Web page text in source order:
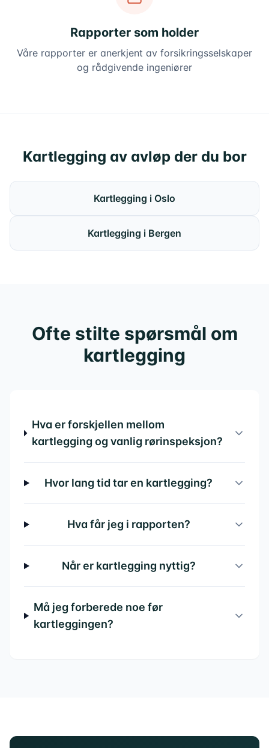
Rapporter som holder
Våre rapporter er anerkjent av forsikringsselskaper
og rådgivende ingeniører
Kartlegging av avløp der du bor
Kartlegging i Oslo
Kartlegging i Bergen
Ofte stilte spørsmål om
kartlegging
Hva er forskjellen mellom
kartlegging og vanlig rørinspeksjon?
Hvor lang tid tar en kartlegging?
Hva får jeg i rapporten?
Når er kartlegging nyttig?
Må jeg forberede noe før
kartleggingen?